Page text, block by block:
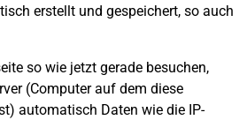
erstellt und gespeichert, so auch
so wie jetzt gerade besuchen,
(Computer auf dem diese
automatisch Daten wie die IP-